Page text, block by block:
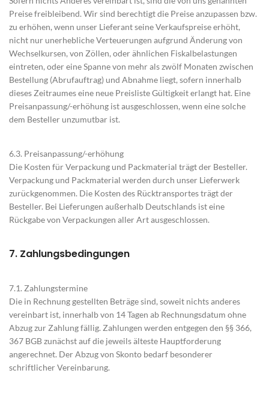
Preise freibleibend. Wir sind berechtigt die Preise anzupassen bzw.
zu erhöhen, wenn unser Lieferant seine Verkaufspreise erhöht,
nicht nur unerhebliche Verteuerungen aufgrund Änderung von
Wechselkursen, von Zöllen, oder ähnlichen Fiskalbelastungen
eintreten, oder eine Spanne von mehr als zwölf Monaten zwischen
Bestellung (Abrufauftrag) und Abnahme liegt, sofern innerhalb
dieses Zeitraumes eine neue Preisliste Gültigkeit erlangt hat. Eine
Preisanpassung/-erhöhung ist ausgeschlossen, wenn eine solche
dem Besteller unzumutbar ist.
6.3. Preisanpassung/-erhöhung
Die Kosten für Verpackung und Packmaterial trägt der Besteller.
Verpackung und Packmaterial werden durch unser Lieferwerk
zurückgenommen. Die Kosten des Rücktransportes trägt der
Besteller. Bei Lieferungen außerhalb Deutschlands ist eine
Rückgabe von Verpackungen aller Art ausgeschlossen.
7. Zahlungsbedingungen
7.1. Zahlungstermine
Die in Rechnung gestellten Beträge sind, soweit nichts anderes
vereinbart ist, innerhalb von 14 Tagen ab Rechnungsdatum ohne
Abzug zur Zahlung fällig. Zahlungen werden entgegen den §§ 366,
367 BGB zunächst auf die jeweils älteste Hauptforderung
angerechnet. Der Abzug von Skonto bedarf besonderer
schriftlicher Vereinbarung.